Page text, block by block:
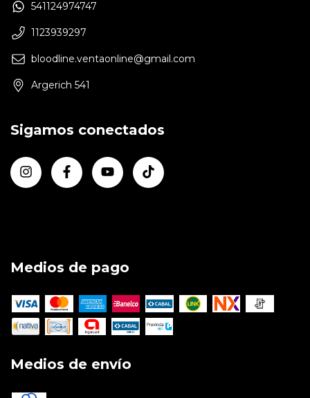
541124974747
1123939297
bloodline.ventaonline@gmail.com
Argerich 541
Sigamos conectados
Medios de pago
Medios de envío